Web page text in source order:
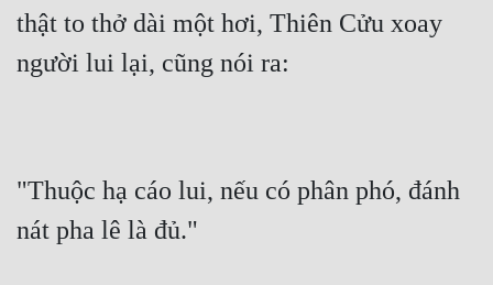
thật to thở dài một hơi, Thiên Cửu xoay
người lui lại, cũng nói ra:
"Thuộc hạ cáo lui, nếu có phân phó, đánh
nát pha lê là đủ."